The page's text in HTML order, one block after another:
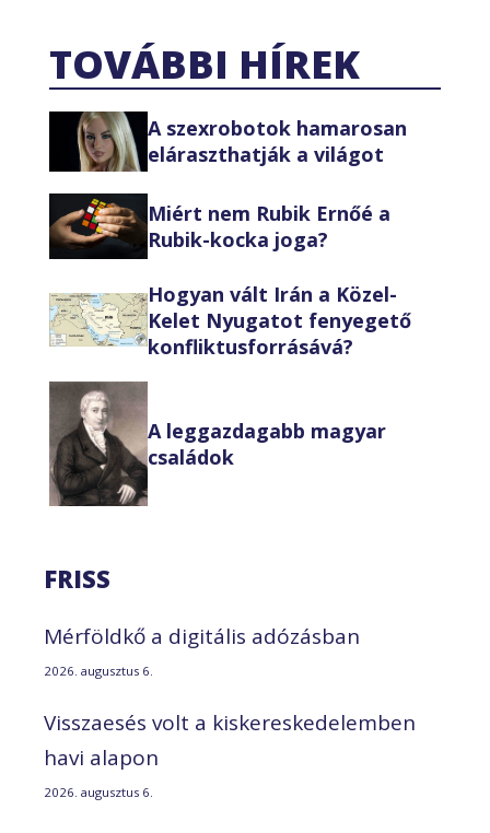
TOVÁBBI HÍREK
A szexrobotok hamarosan
eláraszthatják a világot
Miért nem Rubik Ernőé a
Rubik-kocka joga?
Hogyan vált Irán a Közel-
Kelet Nyugatot fenyegető
konfliktusforrásává?
A leggazdagabb magyar
családok
FRISS
Mérföldkő a digitális adózásban
2026. augusztus 6.
Visszaesés volt a kiskereskedelemben
havi alapon
2026. augusztus 6.